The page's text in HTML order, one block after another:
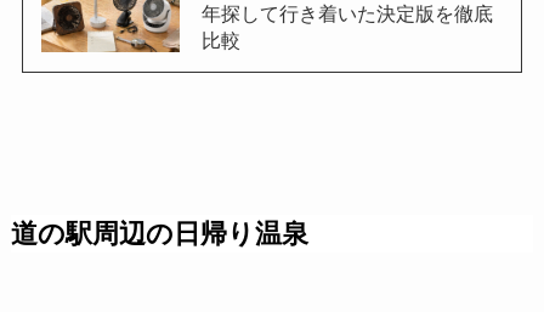
年探して行き着いた決定版を徹底
比較
道の駅周辺の日帰り温泉